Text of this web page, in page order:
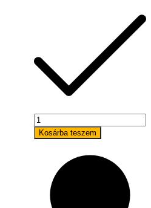
BÜHNEN
HB196
ragasztópisztoly
Kosárba teszem